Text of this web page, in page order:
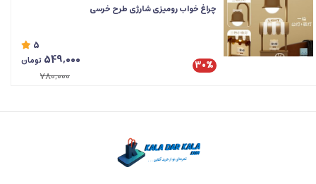
چراغ خواب رومیزی شارژی طرح خرسی
5
30%
549,000 تومان
780,000